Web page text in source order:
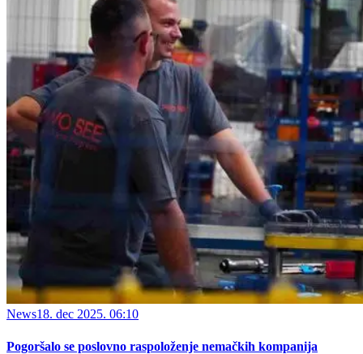
News18. dec 2025. 06:10
Pogoršalo se poslovno raspoloženje nemačkih kompanija